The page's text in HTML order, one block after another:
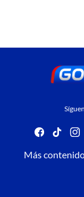
facebook
tiktok
Más